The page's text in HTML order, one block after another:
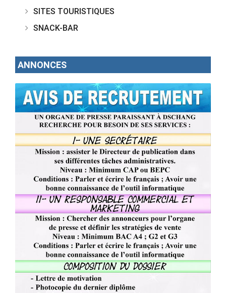
SITES TOURISTIQUES
SNACK-BAR
ANNONCES